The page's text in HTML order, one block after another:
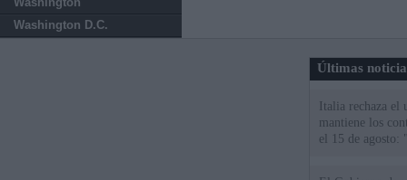
Washington D.C.
Últimas
Italia rechaza
mantiene los
el 15 de agosto: